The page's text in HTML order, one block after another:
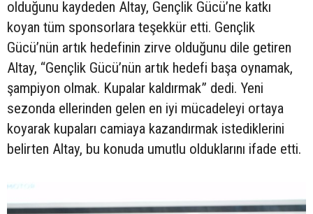
olduğunu kaydeden Altay, Gençlik Gücü’ne katkı
koyan tüm sponsorlara teşekkür etti. Gençlik
Gücü’nün artık hedefinin zirve olduğunu dile getiren
Altay, “Gençlik Gücü’nün artık hedefi başa oynamak,
şampiyon olmak. Kupalar kaldırmak” dedi. Yeni
sezonda ellerinden gelen en iyi mücadeleyi ortaya
koyarak kupaları camiaya kazandırmak istediklerini
belirten Altay, bu konuda umutlu olduklarını ifade etti.